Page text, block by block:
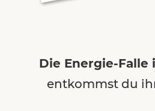
Die Energie-Falle
entkommst du